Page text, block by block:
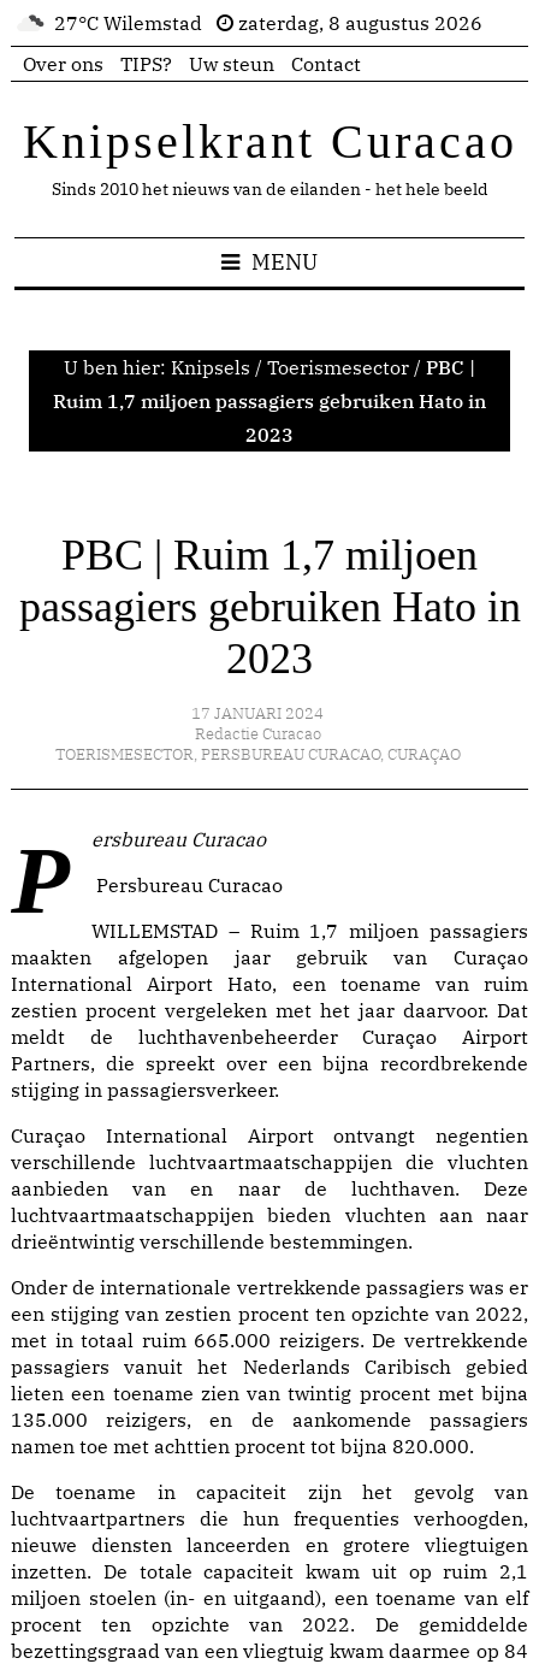
27°C Wilemstad
zaterdag, 8 augustus 2026
Over ons
TIPS? Uw steun Contact
Knipselkrant Curacao
Sinds 2010 het nieuws van de eilanden - het hele beeld
MENU
U ben hier: Knipsels / Toerismesector / PBC |
Ruim 1,7 miljoen passagiers gebruiken Hato in
2023
PBC | Ruim 1,7 miljoen
passagiers gebruiken Hato in
2023
17 JANUARI 2024
Redactie Curacao
TOERISMESECTOR, PERSBUREAU CURACAO, CURAÇAO
Persbureau Curacao
Persbureau Curacao
WILLEMSTAD – Ruim 1,7 miljoen passagiers
maakten afgelopen jaar gebruik van Curaçao
International Airport Hato, een toename van ruim
zestien procent vergeleken met het jaar daarvoor. Dat
meldt de luchthavenbeheerder Curaçao Airport
Partners, die spreekt over een bijna recordbrekende
stijging in passagiersverkeer.
Curaçao International Airport ontvangt negentien
verschillende luchtvaartmaatschappijen die vluchten
aanbieden van en naar de luchthaven. Deze
luchtvaartmaatschappijen bieden vluchten aan naar
drieëntwintig verschillende bestemmingen.
Onder de internationale vertrekkende passagiers was er
een stijging van zestien procent ten opzichte van 2022,
met in totaal ruim 665.000 reizigers. De vertrekkende
passagiers vanuit het Nederlands Caribisch gebied
lieten een toename zien van twintig procent met bijna
135.000 reizigers, en de aankomende passagiers
namen toe met achttien procent tot bijna 820.000.
De toename in capaciteit zijn het gevolg van
luchtvaartpartners die hun frequenties verhoogden,
nieuwe diensten lanceerden en grotere vliegtuigen
inzetten. De totale capaciteit kwam uit op ruim 2,1
miljoen stoelen (in- en uitgaand), een toename van elf
procent ten opzichte van 2022. De gemiddelde
bezettingsgraad van een vliegtuig kwam daarmee op 84